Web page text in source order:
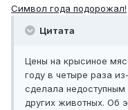
Символ года подорожал!
Цитата
Цены на крысиное
году в четыре раза
сделала
других животных. Об